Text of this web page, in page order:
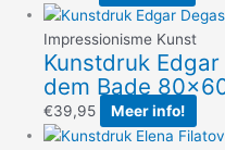
Impressionisme Kunst
Kunstdruk
dem Bade
€39,95 Meer info!